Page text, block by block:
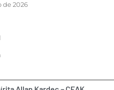
de 2026